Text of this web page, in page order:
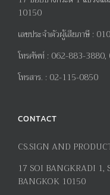
10150
เลขประจำตัวผู้เสียภาษี :
โทรศัพท์ : 062-883-
โทรสาร. : 02-115-0850
CONTACT
CS.SIGN AND
17 SOI BANGKRADI 1,
BANGKOK 10150